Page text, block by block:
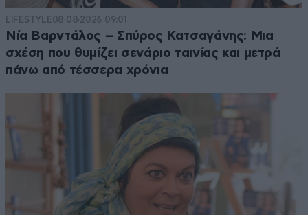
LIFESTYLE08·08·2026 09:01
Νία Βαρντάλος – Σπύρος Κατσαγάνης: Μια
σχέση που θυμίζει σενάριο ταινίας και μετρά
πάνω από τέσσερα χρόνια